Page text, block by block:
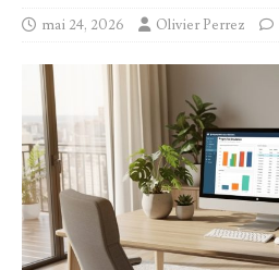
mai 24, 2026 Olivier Perrez